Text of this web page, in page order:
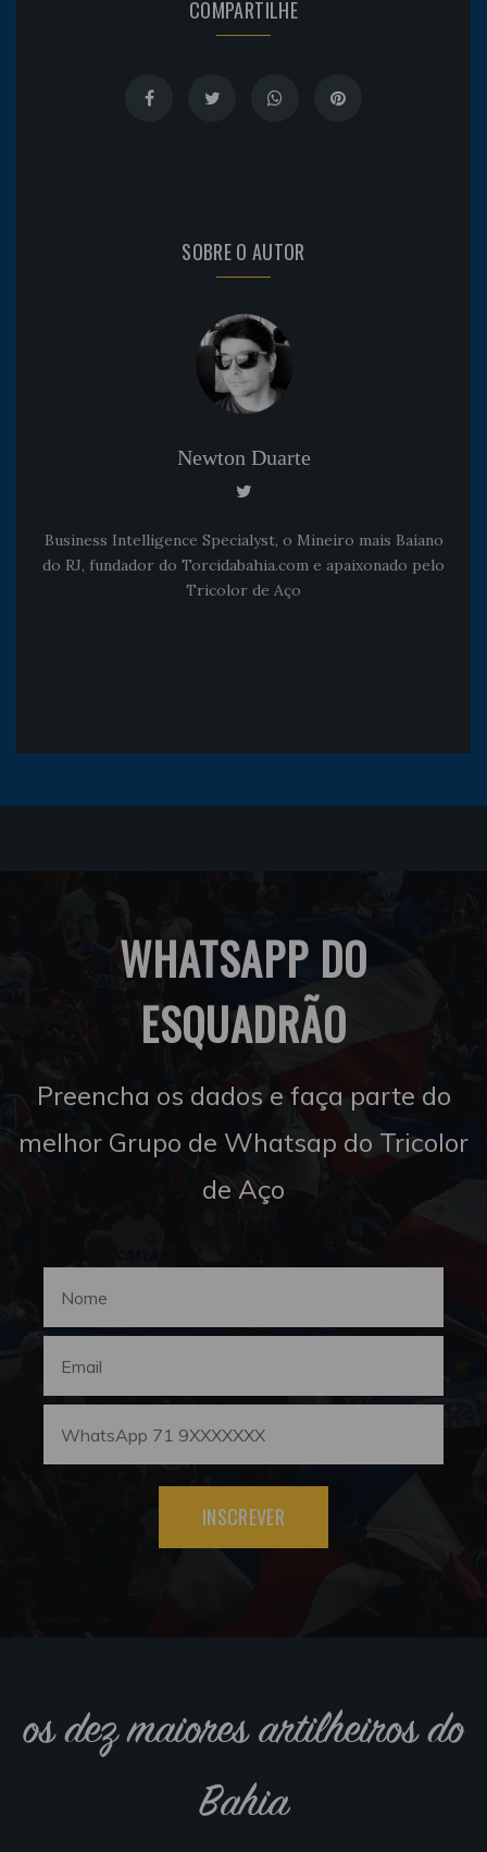
COMPARTILHE
SOBRE O AUTOR
Newton Duarte
Business Intelligence Specialyst, o Mineiro mais Baiano
do RJ, fundador do Torcidabahia.com e apaixonado pelo
Tricolor de Aço
WHATSAPP DO
ESQUADRÃO
Preencha os dados e faça parte do
melhor Grupo de Whatsap do Tricolor
de Aço
INSCREVER
os dez maiores artilheiros do
Bahia